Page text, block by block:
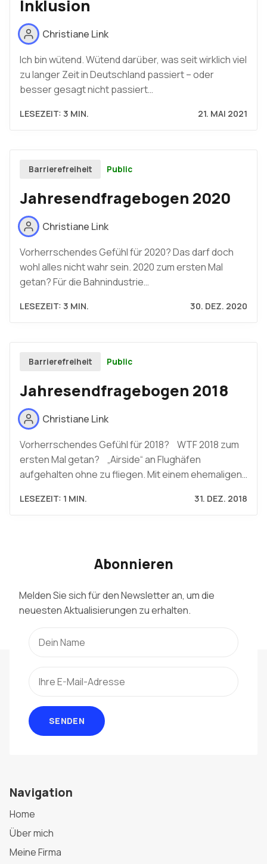
Inklusion
Christiane Link
Ich bin wütend. Wütend darüber, was seit wirklich viel
zu langer Zeit in Deutschland passiert – oder
besser gesagt nicht passiert…
LESEZEIT: 3 MIN. 21. MAI 2021
Barrierefreiheit Public
Jahresendfragebogen 2020
Christiane Link
Vorherrschendes Gefühl für 2020? Das darf doch
wohl alles nicht wahr sein. 2020 zum ersten Mal
getan? Für die Bahnindustrie…
LESEZEIT: 3 MIN. 30. DEZ. 2020
Barrierefreiheit Public
Jahresendfragebogen 2018
Christiane Link
Vorherrschendes Gefühl für 2018? WTF 2018 zum
ersten Mal getan? „Airside“ an Flughäfen
aufgehalten ohne zu fliegen. Mit einem ehemaligen…
LESEZEIT: 1 MIN. 31. DEZ. 2018
Abonnieren
Melden Sie sich für den Newsletter an, um die
neuesten Aktualisierungen zu erhalten.
SENDEN
Navigation
Home
Über mich
Meine Firma